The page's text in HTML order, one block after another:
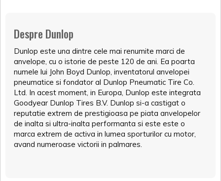
Despre Dunlop
Dunlop este una dintre cele mai renumite marci de
anvelope, cu o istorie de peste 120 de ani. Ea poarta
numele lui John Boyd Dunlop, inventatorul anvelopei
pneumatice si fondator al Dunlop Pneumatic Tire Co.
Ltd. In acest moment, in Europa, Dunlop este integrata
Goodyear Dunlop Tires B.V. Dunlop si-a castigat o
reputatie extrem de prestigioasa pe piata anvelopelor
de inalta si ultra-inalta performanta si este este o
marca extrem de activa in lumea sporturilor cu motor,
avand numeroase victorii in palmares.